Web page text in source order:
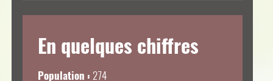
En quelques chiffres
Population : 274